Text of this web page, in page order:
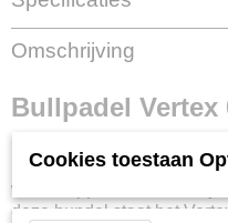
Productcode
353387
8445402972708
494295
Omschrijving
Bullpadel Vertex
premium set voor
welke topprestaties en stijl
deze bundel staat het
Cookies toestaan